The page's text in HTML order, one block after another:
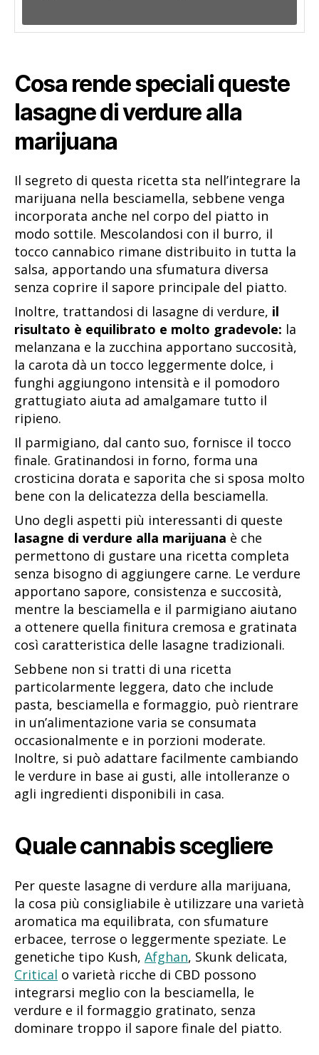
Cosa rende speciali queste
lasagne di verdure alla
marijuana
Il segreto di questa ricetta sta nell’integrare la
marijuana nella besciamella, sebbene venga
incorporata anche nel corpo del piatto in
modo sottile. Mescolandosi con il burro, il
tocco cannabico rimane distribuito in tutta la
salsa, apportando una sfumatura diversa
senza coprire il sapore principale del piatto.
Inoltre, trattandosi di lasagne di verdure, il
risultato è equilibrato e molto gradevole: la
melanzana e la zucchina apportano succosità,
la carota dà un tocco leggermente dolce, i
funghi aggiungono intensità e il pomodoro
grattugiato aiuta ad amalgamare tutto il
ripieno.
Il parmigiano, dal canto suo, fornisce il tocco
finale. Gratinandosi in forno, forma una
crosticina dorata e saporita che si sposa molto
bene con la delicatezza della besciamella.
Uno degli aspetti più interessanti di queste
lasagne di verdure alla marijuana è che
permettono di gustare una ricetta completa
senza bisogno di aggiungere carne. Le verdure
apportano sapore, consistenza e succosità,
mentre la besciamella e il parmigiano aiutano
a ottenere quella finitura cremosa e gratinata
così caratteristica delle lasagne tradizionali.
Sebbene non si tratti di una ricetta
particolarmente leggera, dato che include
pasta, besciamella e formaggio, può rientrare
in un’alimentazione varia se consumata
occasionalmente e in porzioni moderate.
Inoltre, si può adattare facilmente cambiando
le verdure in base ai gusti, alle intolleranze o
agli ingredienti disponibili in casa.
Quale cannabis scegliere
Per queste lasagne di verdure alla marijuana,
la cosa più consigliabile è utilizzare una varietà
aromatica ma equilibrata, con sfumature
erbacee, terrose o leggermente speziate. Le
genetiche tipo Kush, Afghan, Skunk delicata,
Critical o varietà ricche di CBD possono
integrarsi meglio con la besciamella, le
verdure e il formaggio gratinato, senza
dominare troppo il sapore finale del piatto.